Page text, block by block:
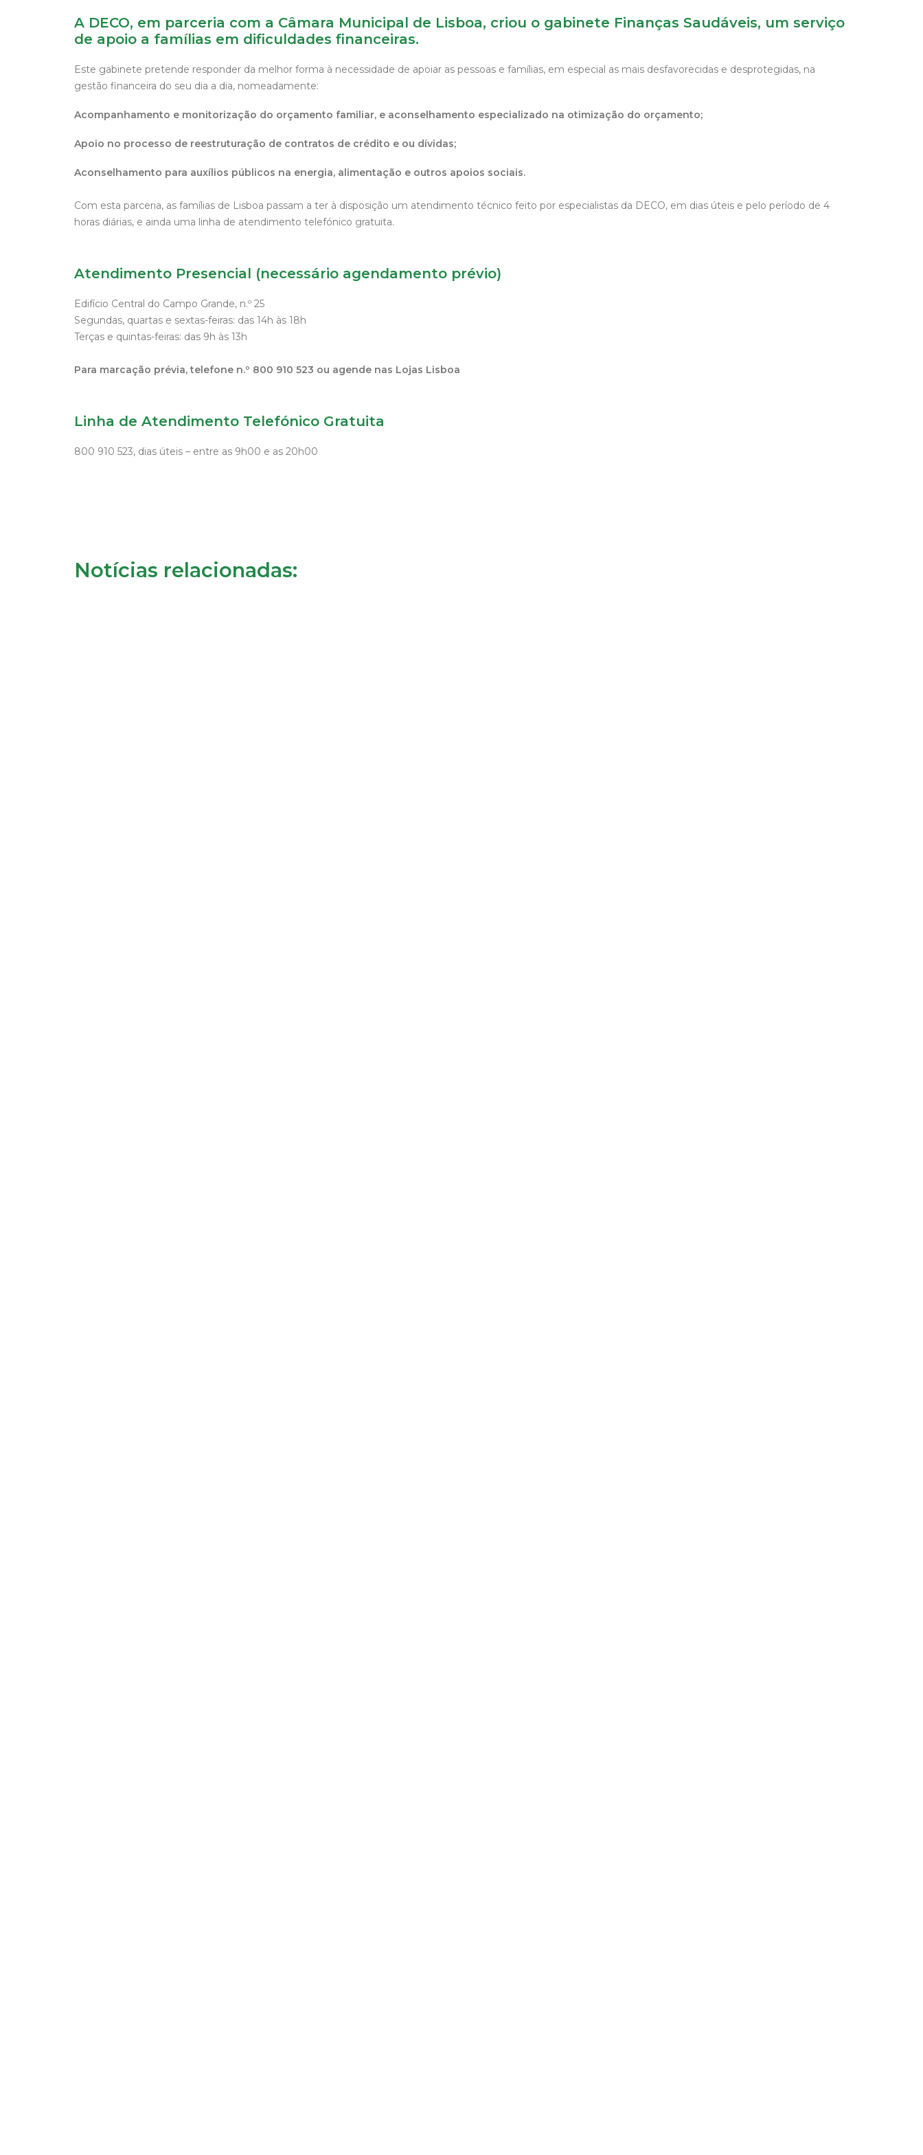
A DECO, em parceria com a Câmara Municipal de Lisboa, criou o gabinete Finanças Saudáveis, um serviço
de apoio a famílias em dificuldades financeiras.
Este gabinete pretende responder da melhor forma à necessidade de apoiar as pessoas e famílias, em especial as mais desfavorecidas e desprotegidas, na
gestão financeira do seu dia a dia, nomeadamente:
Acompanhamento e monitorização do orçamento familiar, e aconselhamento especializado na otimização do orçamento;
Apoio no processo de reestruturação de contratos de crédito e ou dívidas;
Aconselhamento para auxílios públicos na energia, alimentação e outros apoios sociais.
Com esta parceria, as famílias de Lisboa passam a ter à disposição um atendimento técnico feito por especialistas da DECO, em dias úteis e pelo período de 4
horas diárias, e ainda uma linha de atendimento telefónico gratuita.
Atendimento Presencial (necessário agendamento prévio)
Edifício Central do Campo Grande, n.º 25
Segundas, quartas e sextas-feiras: das 14h às 18h
Terças e quintas-feiras: das 9h às 13h
Para marcação prévia, telefone n.º 800 910 523 ou agende nas Lojas Lisboa
Linha de Atendimento Telefónico Gratuita
800 910 523, dias úteis – entre as 9h00 e as 20h00
Notícias relacionadas: